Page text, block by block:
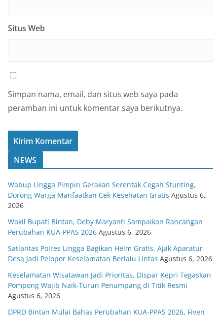
Situs Web
Simpan nama, email, dan situs web saya pada
peramban ini untuk komentar saya berikutnya.
NEWS
Wabup Lingga Pimpin Gerakan Serentak Cegah Stunting,
Dorong Warga Manfaatkan Cek Kesehatan Gratis Agustus 6,
2026
Wakil Bupati Bintan, Deby Maryanti Sampaikan Rancangan
Perubahan KUA-PPAS 2026 Agustus 6, 2026
Satlantas Polres Lingga Bagikan Helm Gratis, Ajak Aparatur
Desa Jadi Pelopor Keselamatan Berlalu Lintas Agustus 6, 2026
Keselamatan Wisatawan Jadi Prioritas, Dispar Kepri Tegaskan
Pompong Wajib Naik-Turun Penumpang di Titik Resmi
Agustus 6, 2026
DPRD Bintan Mulai Bahas Perubahan KUA-PPAS 2026, Fiven